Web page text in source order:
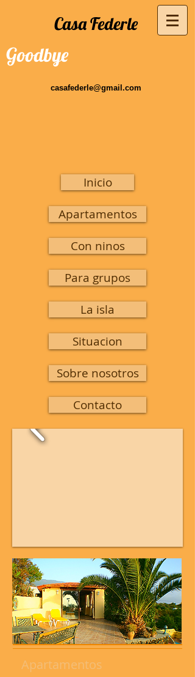
Casa Federle
casafederle@gmail.com
Goodbye
Apartamentos
Inicio
Apartamentos
Con ninos
Para grupos
La isla
Situacion
Sobre nosotros
Contacto